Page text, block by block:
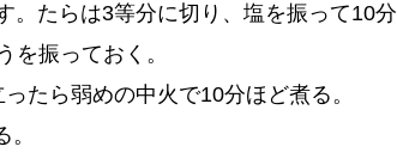
。たらは3等分に切り、塩を振って10分
を振っておく。
たら弱めの中火で10分ほど煮る。